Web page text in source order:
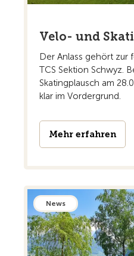
Velo- und
Der Anlass gehört zur
TCS Sektion Schwyz.
Skatingplausch am
klar im Vordergrund.
Mehr erfahren
News